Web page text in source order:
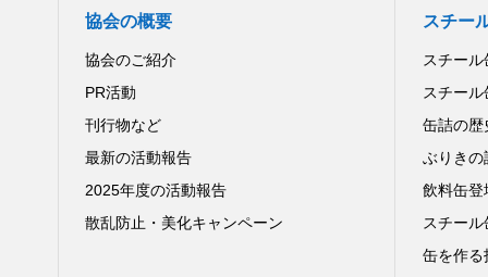
協会の概要
協会のご紹介
PR活動
刊行物など
最新の活動報告
2025年度の活動報告
散乱防止・美化キャンペーン
スチー
スチール
スチー
缶詰の歴
ぶりきの
飲料缶登
スチー
缶を作る